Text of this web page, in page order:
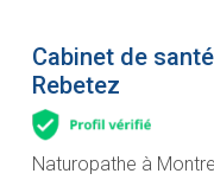
Cabinet de
Rebetez
Naturopathe à